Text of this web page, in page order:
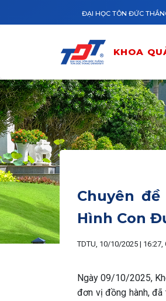
ĐẠI HỌC TÔN ĐỨC
KHOA
Chuyên
Hình Con
TDTU, 10/10/2025 | 16:27,
Ngày 09/10/2025,
đơn vị đồng hành, đã